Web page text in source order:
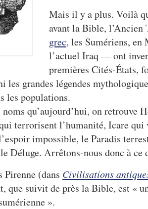
Mais il y a plus. Voilà
avant la Bible, l’Ancien
grec, les Sumériens,
l’actuel Iraq — ont
premières Cités-États,
les grandes légendes
les populations.
noms qu’aujourd’hui, on retrouve
terrorisent l’humanité, Icare qui
impossible, le Paradis
Déluge. Arrêtons-nous donc à ce
Pirenne (dans Civilisations
que suivit de près la Bible, est «
».